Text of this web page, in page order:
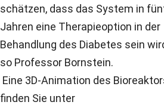
schätzen, dass das System in
Jahren eine Therapieoption in der
Behandlung des Diabetes sein
so Professor Bornstein.
Eine 3D-Animation des
finden Sie unter